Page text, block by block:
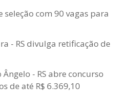
seleção com 90 vagas para
- RS divulga retificação de
- RS abre concurso
de até R$ 6.369,10